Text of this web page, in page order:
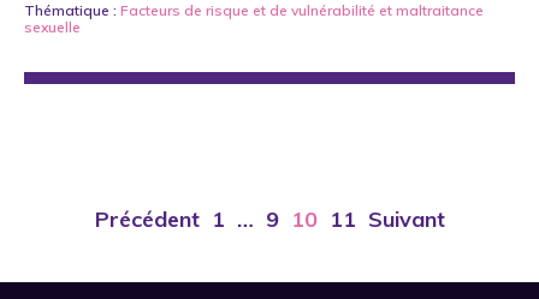
Thématique : Facteurs de risque et de vulnérabilité et maltraitance
sexuelle
Précédent 1 … 9 10 11 Suivant